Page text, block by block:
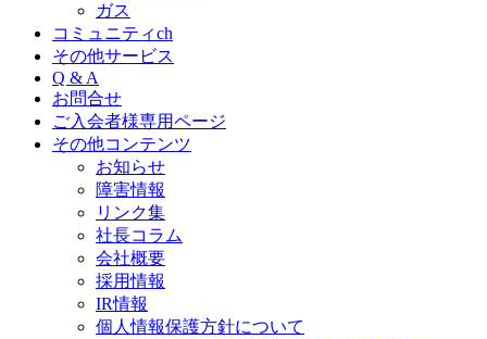
ガス
コミュニティch
その他サービス
Q & A
お問合せ
ご入会者様専用ページ
その他コンテンツ
お知らせ
障害情報
リンク集
社長コラム
会社概要
採用情報
IR情報
個人情報保護方針について